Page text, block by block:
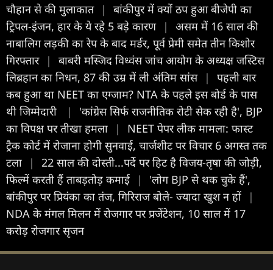
चौहान से की मुलाकात |
बांकीपुर में क्यों ठप हुआ बीजेपी का
ट्रिपल-इंजन, हार के ये रहे 5 बड़े कारण |
असम में 16 साल की
नाबालिग लड़की का रेप के बाद मर्डर, पूर्व प्रेमी समेत तीन किशोर
गिरफ्तार |
बाबरी मस्जिद विध्वंस जांच आयोग के अध्यक्ष जस्टिस
लिब्रहान का निधन, 87 की उम्र में ली अंतिम सांस |
पहली बार
कब हुआ था NEET का एग्जाम? NTA के पहले इस बोर्ड के पास
थी जिम्मेदारी
|
'कांग्रेस सिर्फ राजनीतिक रोटी सेक रही है', BJP
का विपक्ष पर तीखा हमला
|
NEET पेपर लीक मामला: फास्ट
ट्रैक कोर्ट में रोजाना होगी सुनवाई, चार्जशीट पर विचार 6 अगस्त तक
टला
|
22 साल की दोस्ती...पर्दे पर हिट है विजय-तृषा की जोड़ी,
फिल्में करती हैं ताबड़तोड़ कमाई
|
'लोग BJP से थक चुके हैं',
बांकीपुर पर प्रियंका का तंज, गिरिराज बोले- ज्यादा खुश न हों
|
NDA के मंगल मिलन में रोजगार पर प्रजेंटेशन, 10 साल में 17
करोड़ रोजगार सृजन